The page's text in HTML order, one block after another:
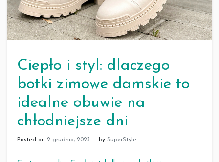
Ciepło i styl: dlaczego
botki zimowe damskie to
idealne obuwie na
chłodniejsze dni
Posted on 2 grudnia, 2023 by SuperStyle